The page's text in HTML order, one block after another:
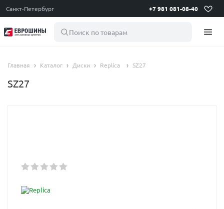
Санкт-Петербург +7 981 081-08-40
Поиск по товарам
Главная Каталог Диски Replica SZ27
SZ27